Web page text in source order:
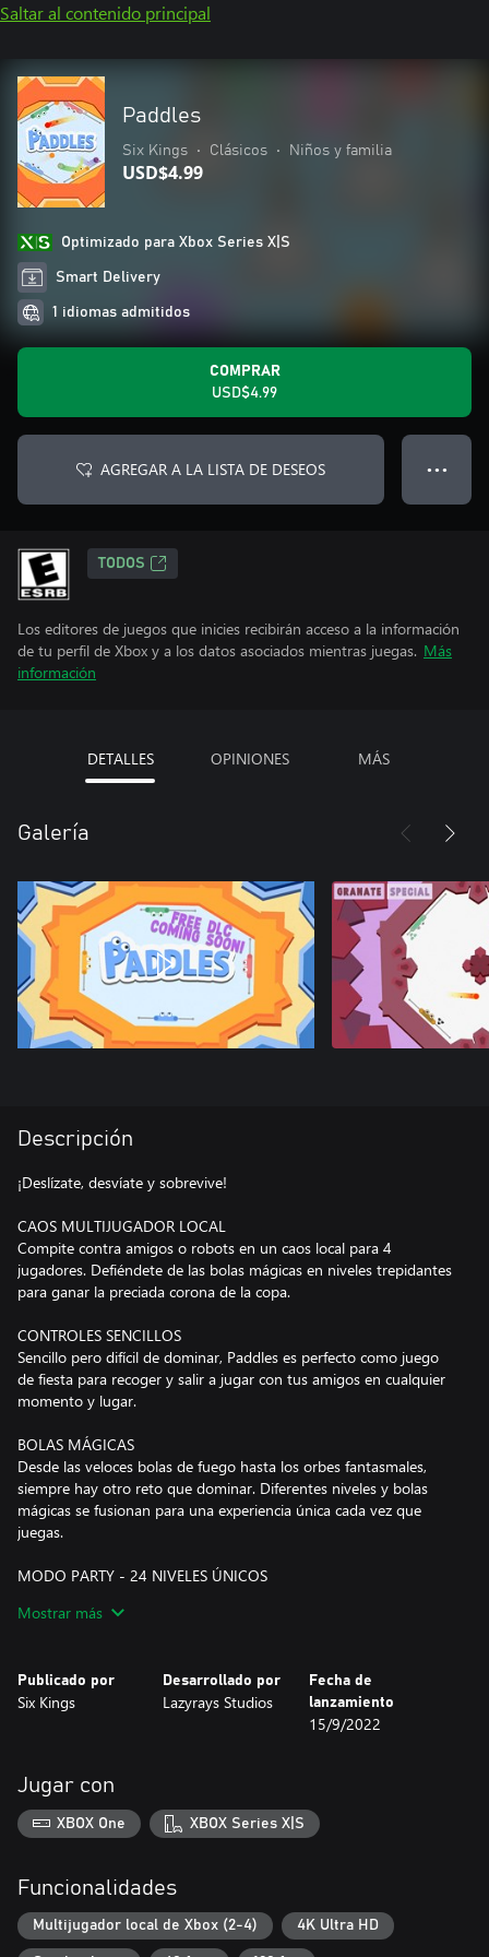
Saltar al contenido principal
Paddles
Six Kings • Clásicos • Niños y familia
USD$4.99
Optimizado para Xbox Series X|S
Smart Delivery
1 idiomas admitidos
COMPRAR
USD$4.99
AGREGAR A LA LISTA DE DESEOS ● ● ●
TODOS
Los editores de juegos que inicies recibirán acceso a la información
de tu perfil de Xbox y a los datos asociados mientras juegas. Más
información
DETALLES OPINIONES MÁS
Galería
Descripción
¡Deslízate, desvíate y sobrevive!
CAOS MULTIJUGADOR LOCAL
Compite contra amigos o robots en un caos local para 4
jugadores. Defiéndete de las bolas mágicas en niveles trepidantes
para ganar la preciada corona de la copa.
CONTROLES SENCILLOS
Sencillo pero difícil de dominar, Paddles es perfecto como juego
de fiesta para recoger y salir a jugar con tus amigos en cualquier
momento y lugar.
BOLAS MÁGICAS
Desde las veloces bolas de fuego hasta los orbes fantasmales,
siempre hay otro reto que dominar. Diferentes niveles y bolas
mágicas se fusionan para una experiencia única cada vez que
juegas.
MODO PARTY - 24 NIVELES ÚNICOS
niveles agitados, ¡hay muchas formas de jugar!
lo largo de 24 niveles únicos.
Competitivo y centrado en la mecánica, el modo Versus está
diseñado para perfeccionar tus habilidades y desafiar a tus
amigos en batallas uno a uno.
Tanto en el modo Party como en el modo Versus, te esperan
personalización de la dificultad, copas personalizadas y mucho
más.
Mostrar más
Publicado por
Six Kings
Desarrollado por
Lazyrays Studios
Fecha de
lanzamiento
15/9/2022
Jugar con
XBOX One XBOX Series X|S
Funcionalidades
Multijugador local de Xbox (2-4) 4K Ultra HD